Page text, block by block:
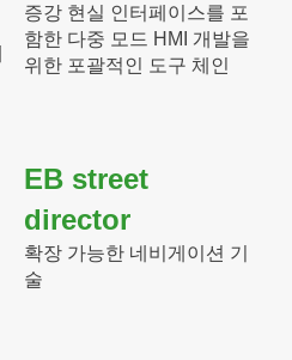
증강 현실 인터페이스를 포
함한 다중 모드 HMI 개발을
위한 포괄적인 도구 체인
EB street
director
확장 가능한 네비게이션 기
술